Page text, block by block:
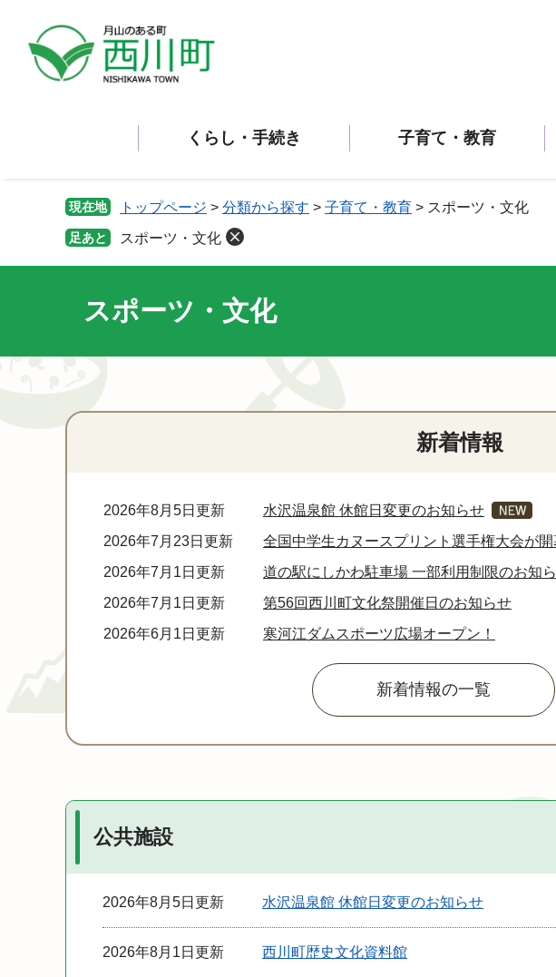
くらし・手続き 子育て・教育
現在地 トップページ > 分類から探す > 子育て・教育 > スポーツ・文化
足あと スポーツ・文化
スポーツ・文化
本
新着情報
2026年8月5日更新
水沢温泉館 休館日変更のお知らせ
2026年7月23日更新
全国中学生カヌースプリント選手権大会が開
2026年7月1日更新
道の駅にしかわ駐車場 一部利用制限のお知
2026年7月1日更新
第56回西川町文化祭開催日のお知らせ
2026年6月1日更新
寒河江ダムスポーツ広場オープン！
新着情報の一覧
公共施設
2026年8月5日更新 水沢温泉館 休館日変更のお知らせ
2026年8月1日更新 西川町歴史文化資料館